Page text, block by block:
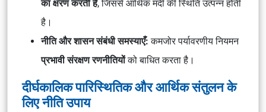
का क्षरण करती हैं, जिससे आर्थिक मंदी की स्थिति उत्पन्न होती
है।
नीति और शासन संबंधी समस्याएँ: कमजोर पर्यावरणीय नियमन
प्रभावी संरक्षण रणनीतियोंको बाधित करता है।
दीर्घकालिक पारिस्थितिक और आर्थिक संतुलन के
लिए नीति उपाय